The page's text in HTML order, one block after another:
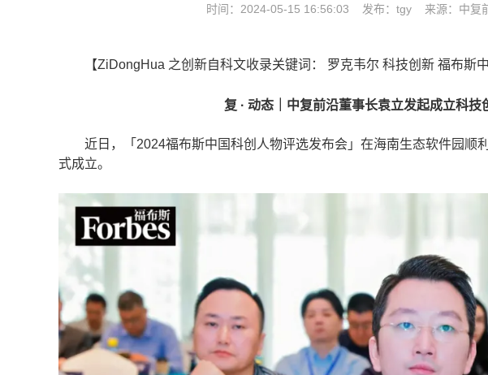
时间：2024-05-15 16:56:03 发布：tgy 来源：中复
【ZiDongHua 之创新自科文收录关键词： 罗克韦尔 科技创新 福布斯中
复 · 动态｜中复前沿董事长袁立发起成立科技
近日，「2024福布斯中国科创人物评选发布会」在海南生态软件园顺
式成立。